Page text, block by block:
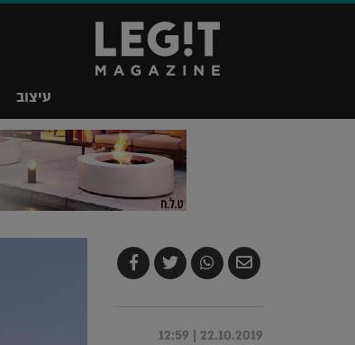
עיצוב
שלח
בדואר
שתף
ב-
צייץ
ב-
שתף
ב-
22.10.2019 | 12:59